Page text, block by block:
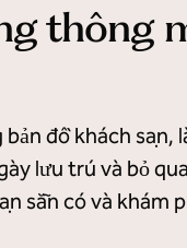
thông
đồ khách
lưu trú và bỏ
sẵn có và khám